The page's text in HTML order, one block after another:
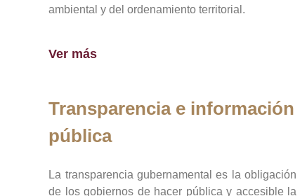
ambiental y del ordenamiento territorial.
Ver más
Transparencia e información
pública
La transparencia gubernamental es la obligación
de los gobiernos de hacer pública y accesible la